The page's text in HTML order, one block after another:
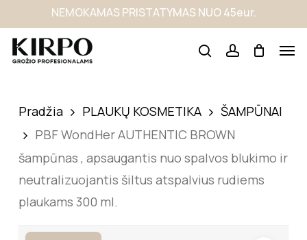
to
main
NEMOKAMAS PRISTATYMAS NUO 45eur.
Pradžia PLAUKŲ KOSMETIKA
ŠAMPŪNAI
PBF WondHer AUTHENTIC BROWN
šampūnas , apsaugantis nuo spalvos blukimo ir
neutralizuojantis šiltus atspalvius rudiems
plaukams 300 ml.